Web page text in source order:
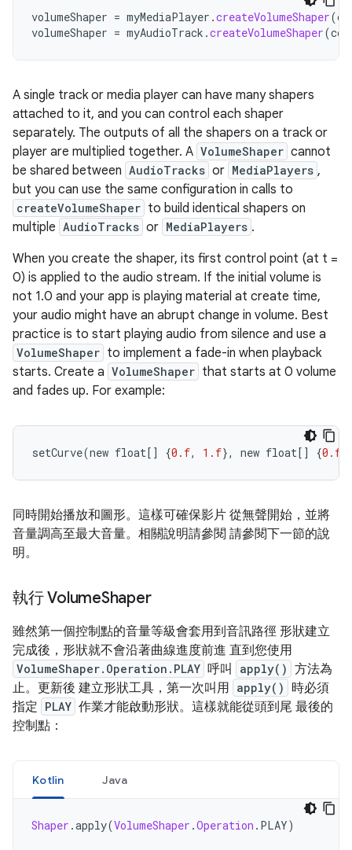
volumeShaper = myMediaPlayer .createVolumeShaper(
volumeShaper = myAudioTrack .createVolumeShaper(
A single track or media player can have many shapers
attached to it, and you can control each shaper
separately. The outputs of all the shapers on a track or
player are multiplied together. A VolumeShaper cannot
be shared between AudioTracks or MediaPlayers ,
but you can use the same configuration in calls to
createVolumeShaper to build identical shapers on
multiple AudioTracks or MediaPlayers .
When you create the shaper, its first control point (at t =
0) is applied to the audio stream. If the initial volume is
not 1.0 and your app is playing material at create time,
your audio might have an abrupt change in volume. Best
practice is to start playing audio from silence and use a
VolumeShaper to implement a fade-in when playback
starts. Create a VolumeShaper that starts at 0 volume
and fades up. For example:
setCurve(new float[] {0.f, 1.f}, new float[] {0.f
同時開始播放和圖形。這樣可確保影片 從無聲開始，並將
音量調高至最大音量。相關說明請參閱 請參閱下一節的說
明。
執行 VolumeShaper
雖然第一個控制點的音量等級會套用到音訊路徑 形狀建立
完成後，形狀就不會沿著曲線進度前進 直到您使用
VolumeShaper.Operation.PLAY 呼叫 apply() 方法為
止。更新後 建立形狀工具，第一次叫用 apply()
時必須
指定 PLAY 作業才能啟動形狀。這樣就能從頭到尾 最後的
控制點：
Kotlin Java
Shaper .apply(VolumeShaper .Operation . PLAY)